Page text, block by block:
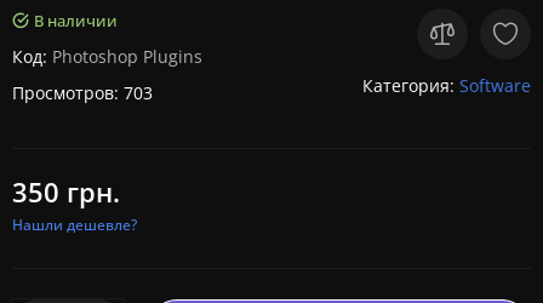
В наличии
Код: Photoshop Plugins
Просмотров: 703
Категория: Software
350 грн.
Нашли дешевле?